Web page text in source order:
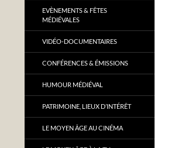
EVÈNEMENTS & FÊTES
MÉDIÉVALES
VIDÉO-DOCUMENTAIRES
CONFÉRENCES & ÉMISSIONS
HUMOUR MÉDIÉVAL
PATRIMOINE, LIEUX D’INTÉRÊT
LE MOYEN ÂGE AU CINÉMA